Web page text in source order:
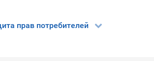
прав потребителей